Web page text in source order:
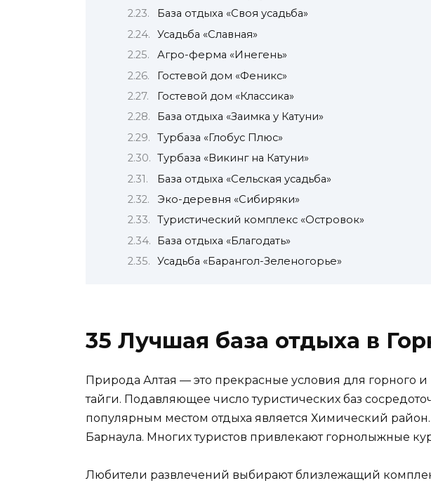
База отдыха «Своя усадьба»
Усадьба «Славная»
Агро-ферма «Инегень»
Гостевой дом «Феникс»
Гостевой дом «Классика»
База отдыха «Заимка у Катуни»
Турбаза «Глобус Плюс»
Турбаза «Викинг на Катуни»
База отдыха «Сельская усадьба»
Эко-деревня «Сибиряки»
Туристический комплекс «Островок»
База отдыха «Благодать»
Усадьба «Барангол-Зеленогорье»
35 Лучшая база отдыха в
Природа Алтая — это прекрасные условия для горного
тайги. Подавляющее число туристических баз
популярным местом отдыха является Химический
Барнаула. Многих туристов привлекают горнолыжные
Любители развлечений выбирают близлежащий